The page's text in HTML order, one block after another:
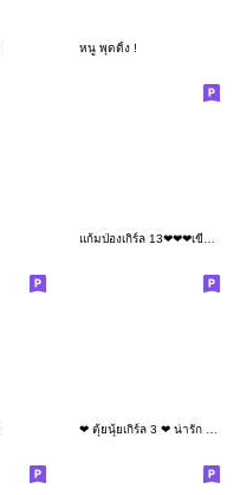
หนู พุดดิ้ง !
❤ ตุ้ยนุ้ยเกิร์ล 3 ❤ น่ารัก (Mini)